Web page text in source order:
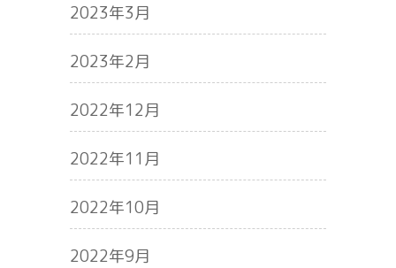
2023年3月
2023年2月
2022年12月
2022年11月
2022年10月
2022年9月